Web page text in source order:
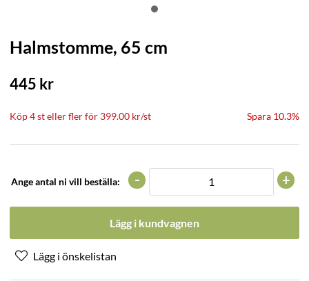
Halmstomme, 65 cm
445 kr
Köp4 steller fler för 399.00 kr/st Spara 10.3%
Ange antal ni vill beställa: +
-
Lägg i kundvagnen